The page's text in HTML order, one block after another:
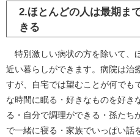
2.ほとんどの人は最期ま
きる
特別激しい病状の方を除いて、
近い暮らしができます。病院は治
すが、自宅では望むことが何でも
な時間に眠る・好きなものを好き
る・自分で調理ができる・孫たち
で一緒に寝る・家族でいっぱい話